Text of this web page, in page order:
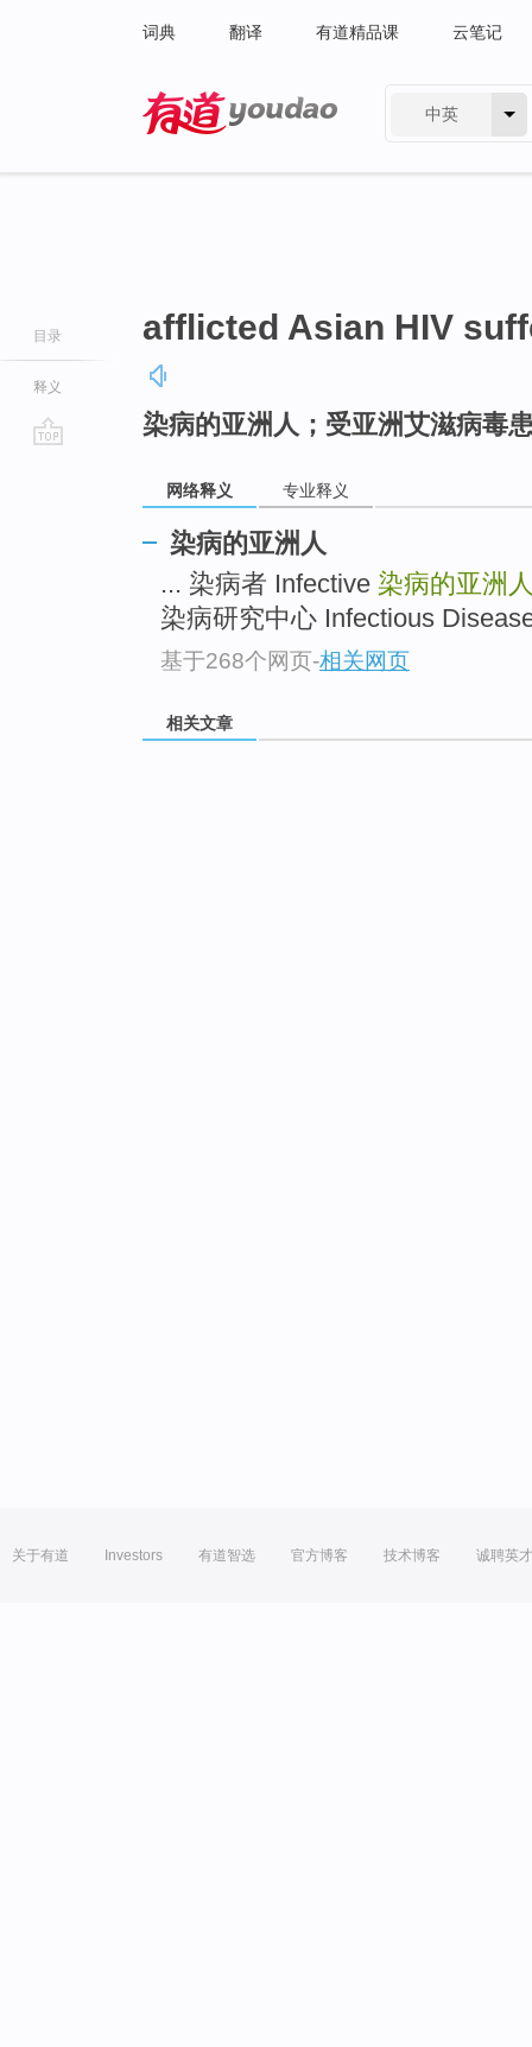
词典 翻译 有道精品课 云笔记
中英
目录
释义
afflicted Asian HIV
染病的亚洲人；受亚洲艾滋病毒
网络释义 专业释义
染病的亚洲人
... 染病者 Infective 染病的亚洲
染病研究中心 Infectious
基于268个网页-相关网页
相关文章
关于有道 Investors 有道智选 官方博客 技术博客 诚聘英才